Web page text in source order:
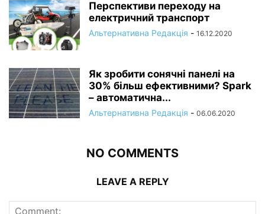
Перспективи переходу на
електричний транспорт
Альтернативна Редакція - 16.12.2020
Як зробити сонячні панелі на
30% більш ефективними? Spark
– автоматична...
Альтернативна Редакція - 06.06.2020
NO COMMENTS
LEAVE A REPLY